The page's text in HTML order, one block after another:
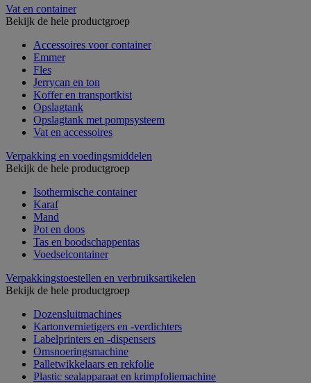
Vat en container
Bekijk de hele productgroep
Accessoires voor container
Emmer
Fles
Jerrycan en ton
Koffer en transportkist
Opslagtank
Opslagtank met pompsysteem
Vat en accessoires
Verpakking en voedingsmiddelen
Bekijk de hele productgroep
Isothermische container
Karaf
Mand
Pot en doos
Tas en boodschappentas
Voedselcontainer
Verpakkingstoestellen en verbruiksartikelen
Bekijk de hele productgroep
Dozensluitmachines
Kartonvernietigers en -verdichters
Labelprinters en -dispensers
Omsnoeringsmachine
Palletwikkelaars en rekfolie
Plastic sealapparaat en krimpfoliemachine